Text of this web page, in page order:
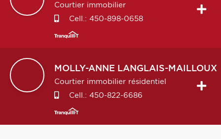
Courtier immobilier
Cell.: 450-898-0658
MOLLY-ANNE LANGLAIS-MAILLOUX
Courtier immobilier résidentiel
Cell.: 450-822-6686